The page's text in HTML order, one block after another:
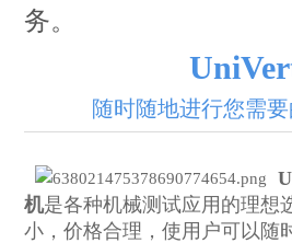
务。
随时随地进行您需
机是各种机械测试应用的理想
小，价格合理，使用户可以随